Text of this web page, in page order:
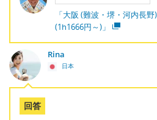
「大阪 (難波・堺・河内長
(1h1666円～)」
Rina
日本
回答